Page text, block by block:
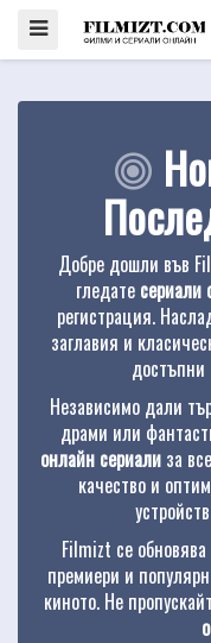
Добре дошли във
гледате сериали
регистрация.
заглавия и
достъпни
Независимо дали
драми или
онлайн сериализа
качество и
Filmizt се
премиери и
киното. Не